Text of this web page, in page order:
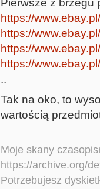
Pierwsze z brzegu
https://
https://
https://
https://
..
Tak na oko, to
wartością
Moje skany
https://archive.org/
Potrzebujesz